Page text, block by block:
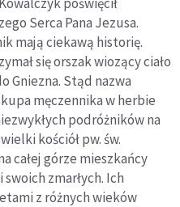
Serca Pana Jezusa.
mają ciekawą historię.
się orszak wiozący ciało
Gniezna. Stąd nazwa
męczennika w herbie
podróżników na
kościół pw. św.
całej górze mieszkańcy
zmarłych. Ich
z różnych wieków